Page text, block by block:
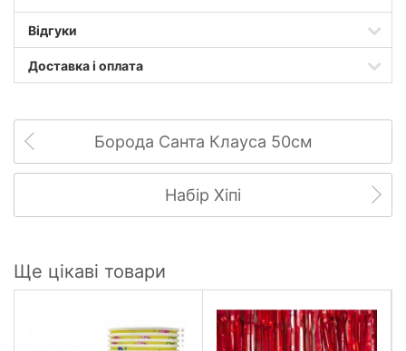
Відгуки
Доставка і оплата
Борода Санта Клауса 50см
Набір Хіпі
Ще цікаві товари